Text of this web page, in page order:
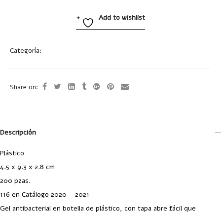
Add to wishlist
Categoría:
Share on:
Descripción
Plástico
4.5 x 9.3 x 2.8 cm
200 pzas.
116 en Catálogo 2020 – 2021
Gel antibacterial en botella de plástico, con tapa abre fácil que